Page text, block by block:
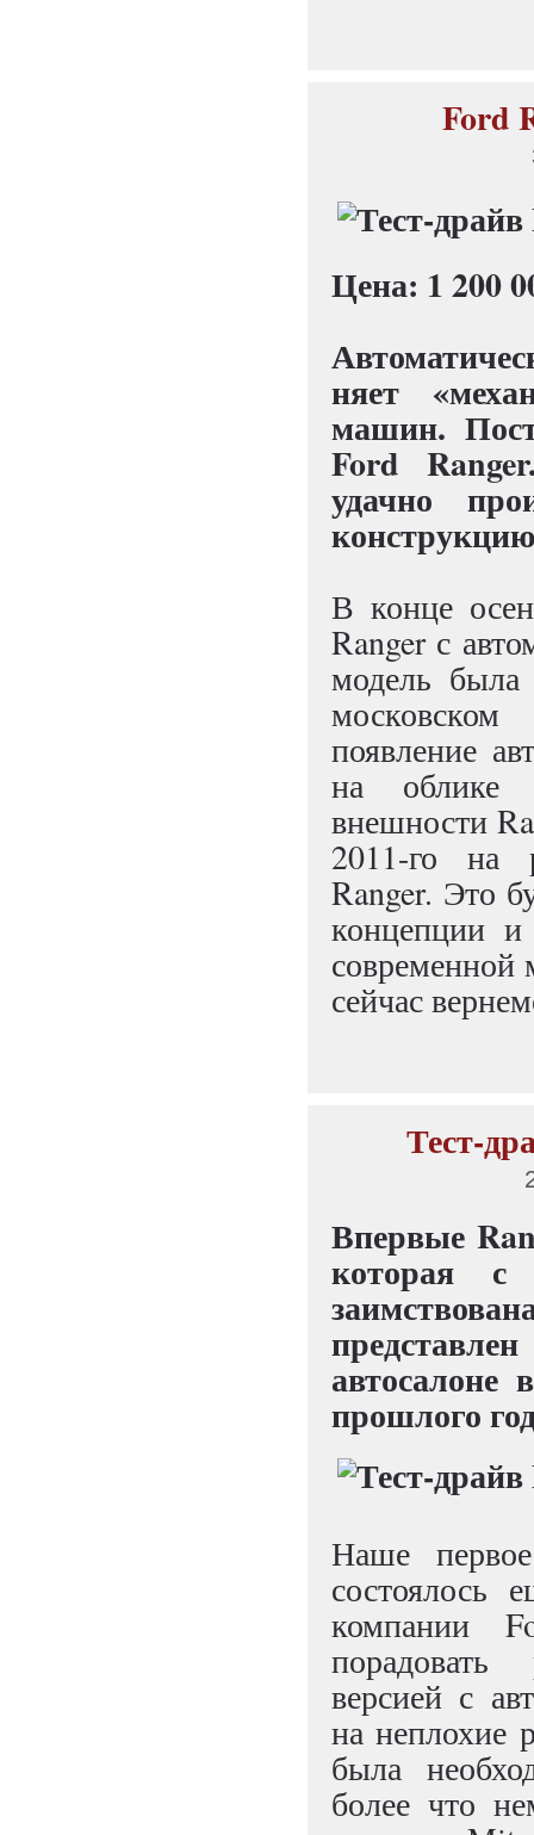
Ford
Цена: 1 200
няет
машин.
Ford
удачно
В конце
Ranger с
модель была
появление
на облике
внешности
2011-го на
Ranger. Это
концепции
современной
сейчас
Тест-
Впервые
которая с
автосалоне
прошлого
Наше
состоялось
компании
версией с
на неплохие
была
более что